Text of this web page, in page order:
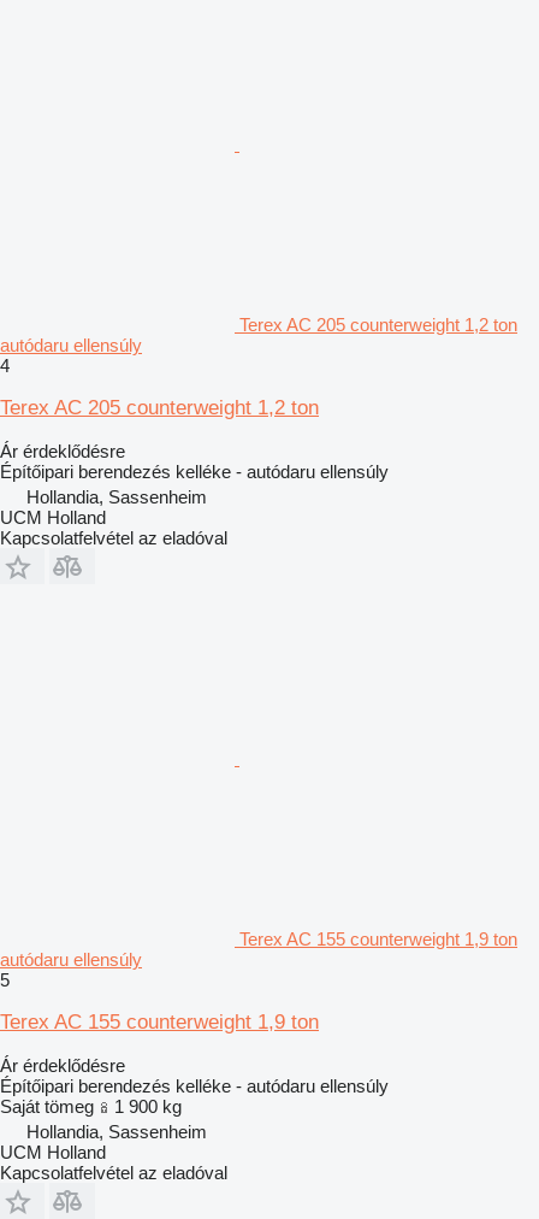
Terex AC 205 counterweight 1,2 ton
autódaru ellensúly
4
Terex AC 205 counterweight 1,2 ton
Ár érdeklődésre
Építőipari berendezés kelléke - autódaru ellensúly
Hollandia, Sassenheim
UCM Holland
Kapcsolatfelvétel az eladóval
Terex AC 155 counterweight 1,9 ton
autódaru ellensúly
5
Terex AC 155 counterweight 1,9 ton
Ár érdeklődésre
Építőipari berendezés kelléke - autódaru ellensúly
Saját tömeg
1 900 kg
Hollandia, Sassenheim
UCM Holland
Kapcsolatfelvétel az eladóval